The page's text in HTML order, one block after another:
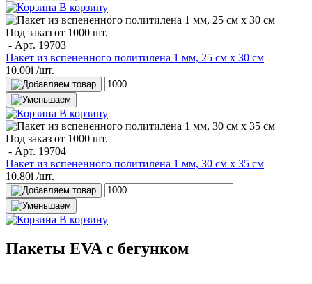
В корзину
Под заказ от 1000 шт.
- Арт. 19703
Пакет из вспененного политилена 1 мм, 25 см х 30 см
10.00i /шт.
В корзину
Под заказ от 1000 шт.
- Арт. 19704
Пакет из вспененного политилена 1 мм, 30 см х 35 см
10.80i /шт.
В корзину
Пакеты EVA с бегунком